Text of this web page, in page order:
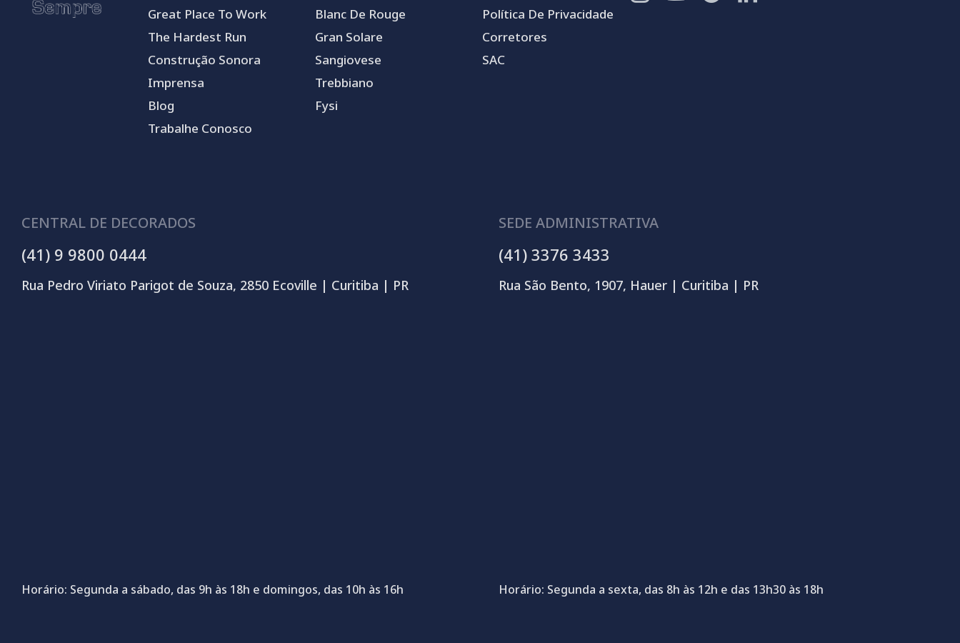
Great Place To Work
The Hardest Run
Construção Sonora
Imprensa
Blog
Trabalhe Conosco
Blanc De Rouge
Gran Solare
Sangiovese
Trebbiano
Fysi
Política De Privacidade
Corretores
SAC
CENTRAL DE DECORADOS
(41) 9 9800 0444
Rua Pedro Viriato Parigot de Souza, 2850 Ecoville | Curitiba | PR
Horário: Segunda a sábado, das 9h às 18h e domingos, das 10h às 16h
SEDE ADMINISTRATIVA
(41) 3376 3433
Rua São Bento, 1907, Hauer | Curitiba | PR
Horário: Segunda a sexta, das 8h às 12h e das 13h30 às 18h